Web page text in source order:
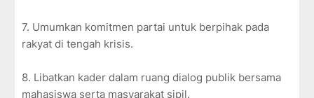
7. Umumkan komitmen partai untuk berpihak pada
rakyat di tengah krisis.
8. Libatkan kader dalam ruang dialog publik bersama
mahasiswa serta masyarakat sipil.